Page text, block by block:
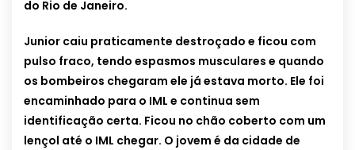
do Rio de Janeiro.
Junior caiu praticamente destroçado e ficou com
pulso fraco, tendo espasmos musculares e quando
os bombeiros chegaram ele já estava morto. Ele foi
encaminhado para o IML e continua sem
identificação certa. Ficou no chão coberto com um
lençol até o IML chegar. O jovem é da cidade de